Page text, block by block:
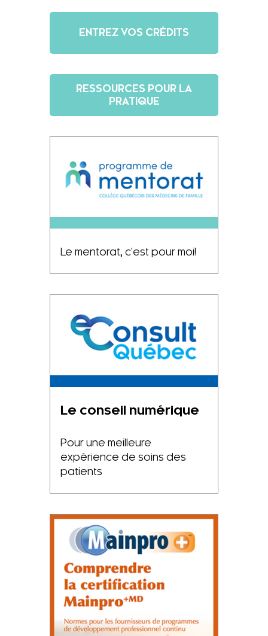
ENTREZ VOS CRÉDITS
RESSOURCES POUR LA
PRATIQUE
Le mentorat, c'est pour moi!
Le conseil numérique
Pour une meilleure
expérience de soins des
patients